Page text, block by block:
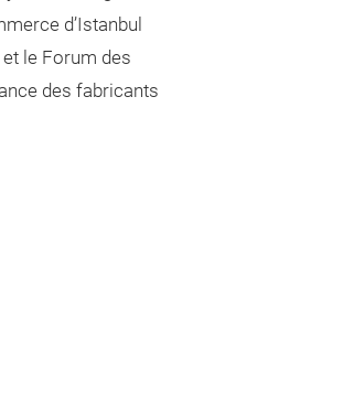
d’Istanbul
le Forum des
des fabricants